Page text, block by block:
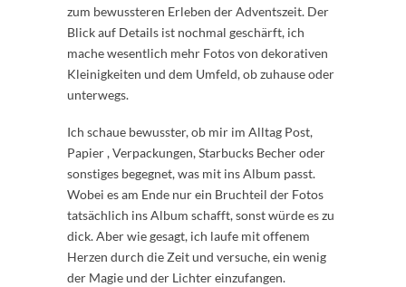
zum bewussteren Erleben der Adventszeit. Der
Blick auf Details ist nochmal geschärft, ich
mache wesentlich mehr Fotos von dekorativen
Kleinigkeiten und dem Umfeld, ob zuhause oder
unterwegs.
Ich schaue bewusster, ob mir im Alltag Post,
Papier , Verpackungen, Starbucks Becher oder
sonstiges begegnet, was mit ins Album passt.
Wobei es am Ende nur ein Bruchteil der Fotos
tatsächlich ins Album schafft, sonst würde es zu
dick. Aber wie gesagt, ich laufe mit offenem
Herzen durch die Zeit und versuche, ein wenig
der Magie und der Lichter einzufangen.